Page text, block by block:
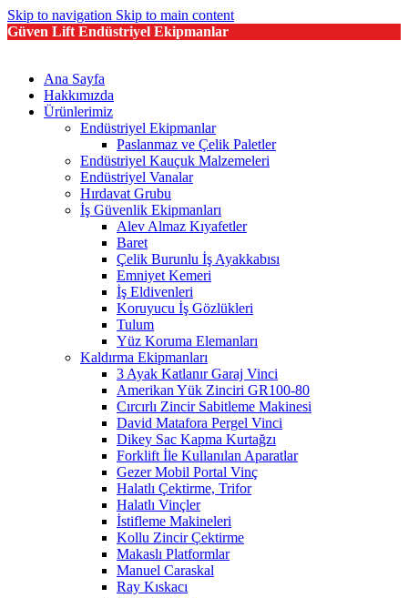
Skip to navigation Skip to main content
Güven Lift Endüstriyel Ekipmanlar
Ana Sayfa
Hakkımızda
Ürünlerimiz
Endüstriyel Ekipmanlar
Paslanmaz ve Çelik Paletler
Endüstriyel Kauçuk Malzemeleri
Endüstriyel Vanalar
Hırdavat Grubu
İş Güvenlik Ekipmanları
Alev Almaz Kıyafetler
Baret
Çelik Burunlu İş Ayakkabısı
Emniyet Kemeri
İş Eldivenleri
Koruyucu İş Gözlükleri
Tulum
Yüz Koruma Elemanları
Kaldırma Ekipmanları
3 Ayak Katlanır Garaj Vinci
Amerikan Yük Zinciri GR100-80
Cırcırlı Zincir Sabitleme Makinesi
David Matafora Pergel Vinci
Dikey Sac Kapma Kurtağzı
Forklift İle Kullanılan Aparatlar
Gezer Mobil Portal Vinç
Halatlı Çektirme, Trifor
Halatlı Vinçler
İstifleme Makineleri
Kollu Zincir Çektirme
Makaslı Platformlar
Manuel Caraskal
Ray Kıskacı